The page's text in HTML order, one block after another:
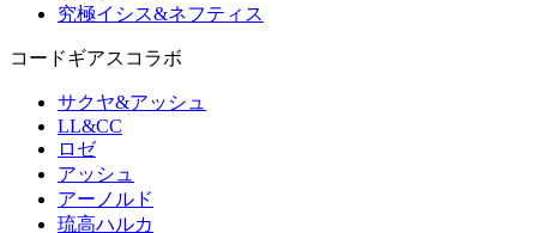
究極イシス&ネフティス
コードギアスコラボ
サクヤ&アッシュ
LL&CC
ロゼ
アッシュ
アーノルド
琉高ハルカ